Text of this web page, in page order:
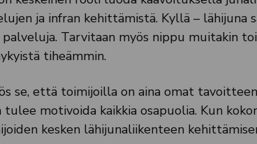
ja infran kehittämistä. Kyllä – lähijuna
Tarvitaan myös nippu muitakin
tiheämmin.
se, että toimijoilla on aina omat
motivoida kaikkia osapuolia. Kun
kesken lähijunaliikenteen